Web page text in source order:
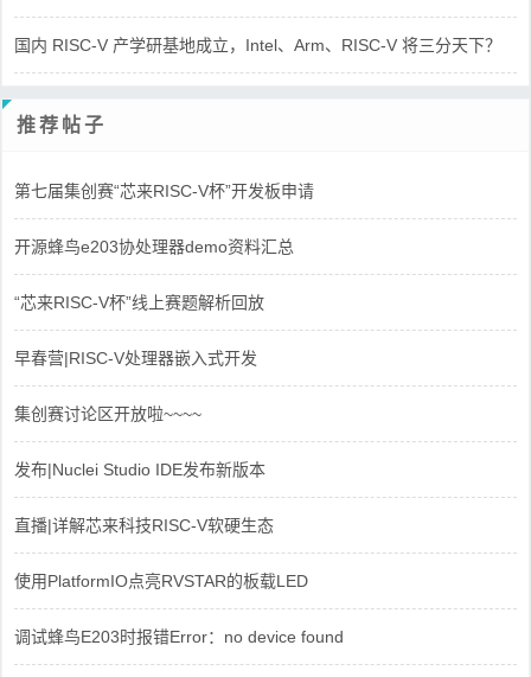
国内 RISC-V 产学研基地成立，Intel、Arm、RISC-V 将三分天下？
推荐帖子
第七届集创赛“芯来RISC-V杯”开发板申请
开源蜂鸟e203协处理器demo资料汇总
“芯来RISC-V杯”线上赛题解析回放
早春营|RISC-V处理器嵌入式开发
集创赛讨论区开放啦~~~~
发布|Nuclei Studio IDE发布新版本
直播|详解芯来科技RISC-V软硬生态
使用PlatformIO点亮RVSTAR的板载LED
调试蜂鸟E203时报错Error：no device found